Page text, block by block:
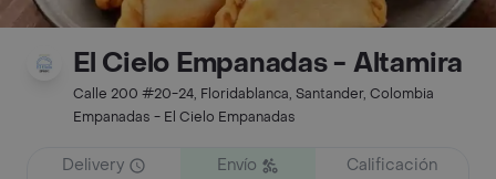
El Cielo Empanadas - Altamira
Calle 200 #20-24, Floridablanca, Santander, Colombia
Empanadas - El Cielo Empanadas
Delivery
Envío
Calificación